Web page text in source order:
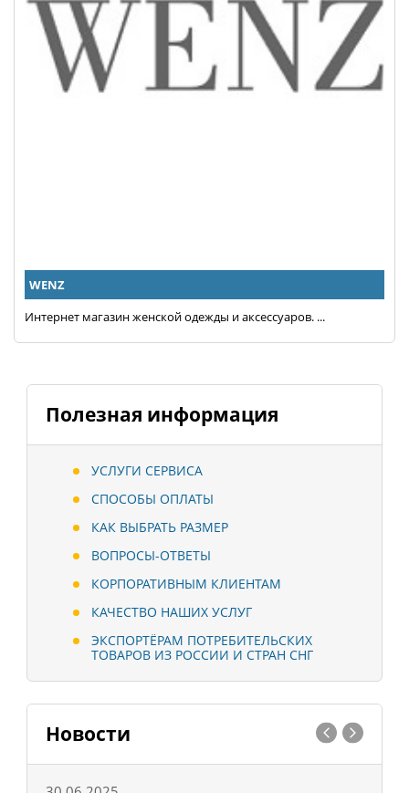
Полезная информация
УСЛУГИ СЕРВИСА
СПОСОБЫ ОПЛАТЫ
КАК ВЫБРАТЬ РАЗМЕР
ВОПРОСЫ-ОТВЕТЫ
КОРПОРАТИВНЫМ КЛИЕНТАМ
КАЧЕСТВО НАШИХ УСЛУГ
ЭКСПОРТЁРАМ ПОТРЕБИТЕЛЬСКИХ
ТОВАРОВ ИЗ РОССИИ И СТРАН СНГ
Новости
WENZ
Интернет магазин женской одежды и аксессуаров. ...